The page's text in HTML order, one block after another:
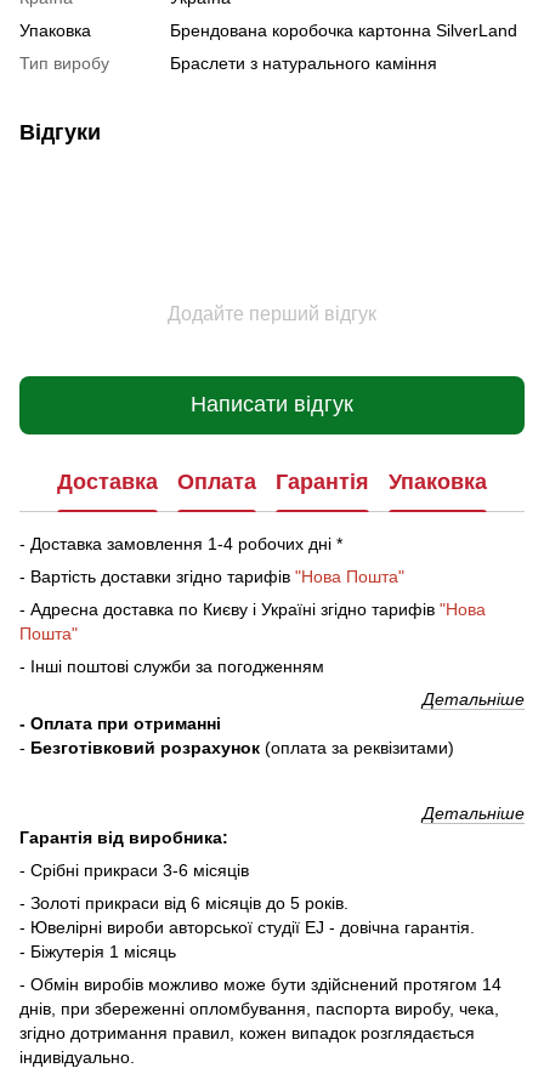
Упаковка
Брендована коробочка картонна SilverLand
Тип виробу
Браслети з натурального каміння
Відгуки
Додайте перший відгук
Написати відгук
Доставка Оплата Гарантія Упаковка
- Доставка замовлення 1-4 робочих дні *
- Вартість доставки згідно тарифів "Нова Пошта"
- Адресна доставка по Києву і Україні згідно тарифів "Нова
Пошта"
- Інші поштові служби за погодженням
Детальніше
- Оплата при отриманні
- Безготівковий розрахунок (оплата за реквізитами)
Детальніше
Гарантія від виробника:
- Срібні прикраси 3-6 місяців
- Золоті прикраси від 6 місяців до 5 років.
- Ювелірні вироби авторської студії EJ - довічна гарантія.
- Біжутерія 1 місяць
- Обмін виробів можливо може бути здійснений протягом 14
днів, при збереженні опломбування, паспорта виробу, чека,
згідно дотримання правил, кожен випадок розглядається
індивідуально.